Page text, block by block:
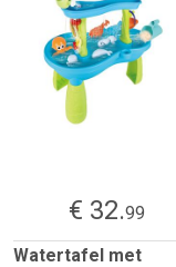
€ 32.99
Watertafel met